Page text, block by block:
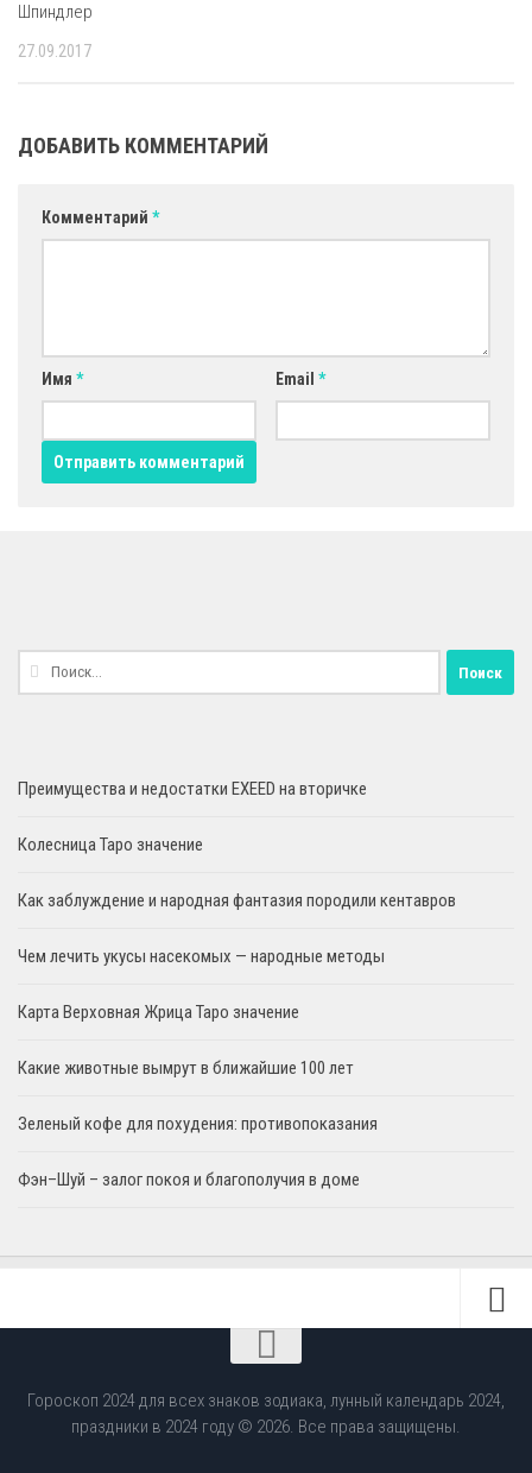
Шпиндлер
27.09.2017
ДОБАВИТЬ КОММЕНТАРИЙ
Комментарий *
Имя * Email *
Найти:
Преимущества и недостатки EXEED на вторичке
Колесница Таро значение
Как заблуждение и народная фантазия породили кентавров
Чем лечить укусы насекомых — народные методы
Карта Верховная Жрица Таро значение
Какие животные вымрут в ближайшие 100 лет
Зеленый кофе для похудения: противопоказания
Фэн–Шуй – залог покоя и благополучия в доме
Гороскоп 2024 для всех знаков зодиака, лунный календарь 2024,
праздники в 2024 году © 2026. Все права защищены.